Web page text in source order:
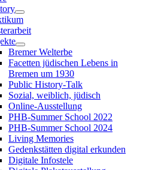
Bremer Welterbe
Facetten jüdischen Lebens in
Bremen um 1930
Public History-Talk
Sozial, weiblich, jüdisch
Online-Ausstellung
PHB-Summer School 2022
PHB-Summer School 2024
Living Memories
Gedenkstätten digital erkunden
Digitale Infostele